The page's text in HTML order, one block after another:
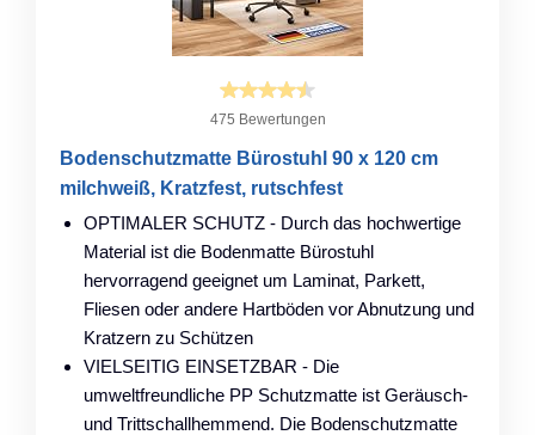
475 Bewertungen
Bodenschutzmatte Bürostuhl 90 x 120 cm
milchweiß, Kratzfest, rutschfest
OPTIMALER SCHUTZ - Durch das hochwertige
Material ist die Bodenmatte Bürostuhl
hervorragend geeignet um Laminat, Parkett,
Fliesen oder andere Hartböden vor Abnutzung und
Kratzern zu Schützen
VIELSEITIG EINSETZBAR - Die
umweltfreundliche PP Schutzmatte ist Geräusch-
und Trittschallhemmend. Die Bodenschutzmatte